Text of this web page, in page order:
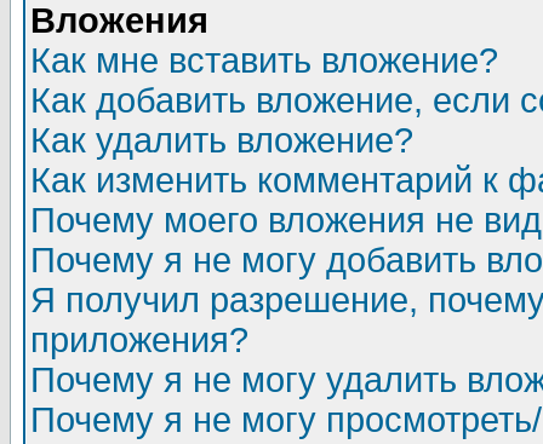
Вложения
Как мне вставить вложение?
Как добавить вложение, если
Как удалить вложение?
Как изменить комментарий к
Почему моего вложения не
Почему я не могу добавить
Я получил разрешение,
приложения?
Почему я не могу удалить
Почему я не могу